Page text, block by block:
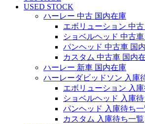
USED STOCK
ハーレー 中古 国内在庫
エボリューション 中
ショベルヘッド 中古
パンヘッド 中古車 国
カスタム 中古車 国内
ハーレー 新車 国内在庫
ハーレーダビッドソン 入庫
エボリューション 入
ショベルヘッド 入庫
パンヘッド 入庫待ち一
カスタム 入庫待ち一覧